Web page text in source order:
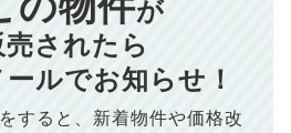
834
10,005 円
円
が高い場合、譲渡所得税が発生する
くは最寄りの税務署などにご確認く
くまでも概算であり、手残り金額を
が
売されたら
ールでお知らせ！
すると、 新着物件や価格改